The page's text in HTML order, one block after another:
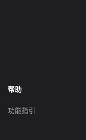
帮助
功能指引